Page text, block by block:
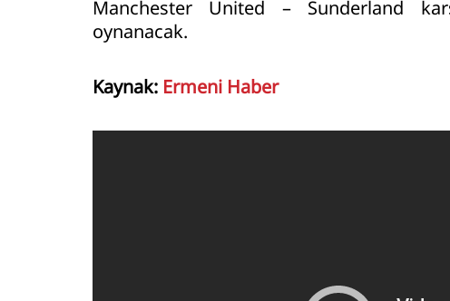
Manchester United – Sunderland
oynanacak.
Kaynak: Ermeni Haber